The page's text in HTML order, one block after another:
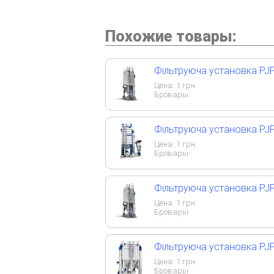
Похожие товары:
Фільтруюча установка
Цена: 1 грн.
Бровары
Фільтруюча установка
Цена: 1 грн.
Бровары
Фільтруюча установка
Цена: 1 грн.
Бровары
Фільтруюча установка
Цена: 1 грн.
Бровары